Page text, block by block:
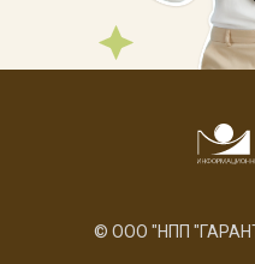
© ООО "НПП